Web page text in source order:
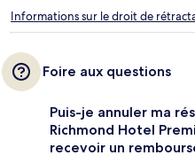
Informations sur le droit de
Foire aux questions
Puis-je annuler ma
Richmond Hotel
recevoir un